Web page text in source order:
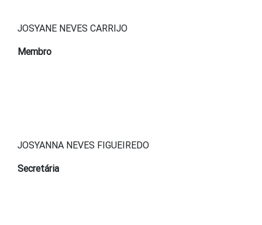
JOSYANE NEVES CARRIJO
Membro
JOSYANNA NEVES FIGUEIREDO
Secretária